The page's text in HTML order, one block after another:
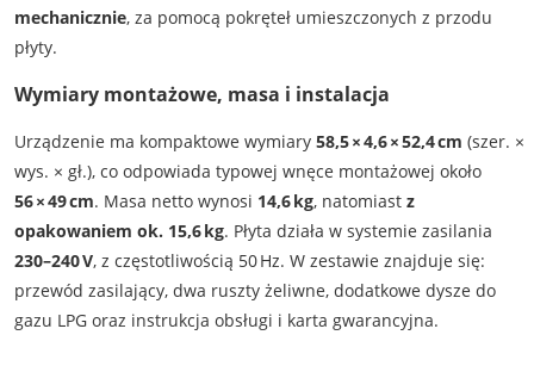
mechanicznie, za pomocą pokręteł umieszczonych z przodu
płyty.
Wymiary montażowe, masa i instalacja
Urządzenie ma kompaktowe wymiary 58,5 × 4,6 × 52,4 cm (szer. ×
wys. × gł.), co odpowiada typowej wnęce montażowej około
56 × 49 cm. Masa netto wynosi 14,6 kg, natomiast z
opakowaniem ok. 15,6 kg. Płyta działa w systemie zasilania
230–240 V, z częstotliwością 50 Hz. W zestawie znajduje się:
przewód zasilający, dwa ruszty żeliwne, dodatkowe dysze do
gazu LPG oraz instrukcja obsługi i karta gwarancyjna.